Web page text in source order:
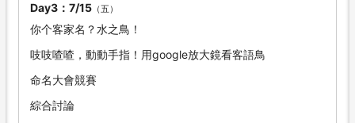
Day3：7/15 （五）
你个客家名？水之鳥！
吱吱喳喳，動動手指！用google放大鏡看客語鳥
命名大會競賽
綜合討論